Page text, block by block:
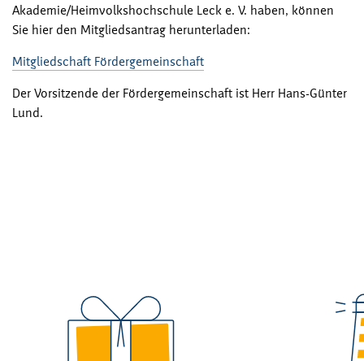
Akademie/Heimvolkshochschule Leck e. V. haben, können
Sie hier den Mitgliedsantrag herunterladen:
Mitgliedschaft Fördergemeinschaft
Der Vorsitzende der Fördergemeinschaft ist Herr Hans-Günter
Lund.